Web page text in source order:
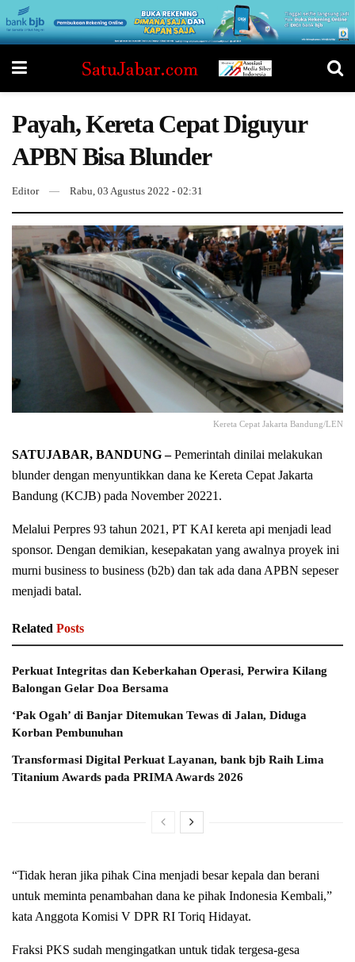
Payah, Kereta Cepat Diguyur
APBN Bisa Blunder
Editor Rabu, 03 Agustus 2022 - 02:31
Kereta Cepat Jakarta Bandung/LEN
SATUJABAR, BANDUNG –Pemerintah dinilai melakukan
blunder dengan menyuntikkan dana ke Kereta Cepat Jakarta
Bandung (KCJB) pada November 20221.
Melalui Perpres 93 tahun 2021, PT KAI kereta api menjadi lead
sponsor. Dengan demikian, kesepakatan yang awalnya proyek ini
murni business to business (b2b) dan tak ada dana APBN sepeser
menjadi batal.
Related Posts
Perkuat Integritas dan Keberkahan Operasi, Perwira Kilang
Balongan Gelar Doa Bersama
‘Pak Ogah’ di Banjar Ditemukan Tewas di Jalan, Diduga
Korban Pembunuhan
Transformasi Digital Perkuat Layanan, bank bjb Raih Lima
Titanium Awards pada PRIMA Awards 2026
“Tidak heran jika pihak Cina menjadi besar kepala dan berani
untuk meminta penambahan dana ke pihak Indonesia Kembali,”
kata Anggota Komisi V DPR RI Toriq Hidayat.
Fraksi PKS sudah mengingatkan untuk tidak tergesa-gesa